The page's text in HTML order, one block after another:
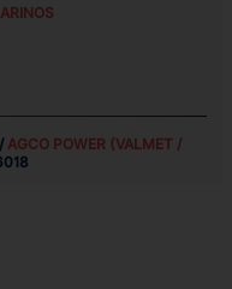
/ AGCO POWER (VALMET /